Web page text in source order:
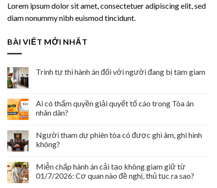
Lorem ipsum dolor sit amet, consectetuer adipiscing elit, sed
diam nonummy nibh euismod tincidunt.
BÀI VIẾT MỚI NHẤT
Trình tự thi hành án đối với người đang bị tạm giam
Ai có thẩm quyền giải quyết tố cáo trong Tòa án
nhân dân?
Người tham dự phiên tòa có được ghi âm, ghi hình
không?
Miễn chấp hành án cải tạo không giam giữ từ
01/7/2026: Cơ quan nào đề nghị, thủ tục ra sao?